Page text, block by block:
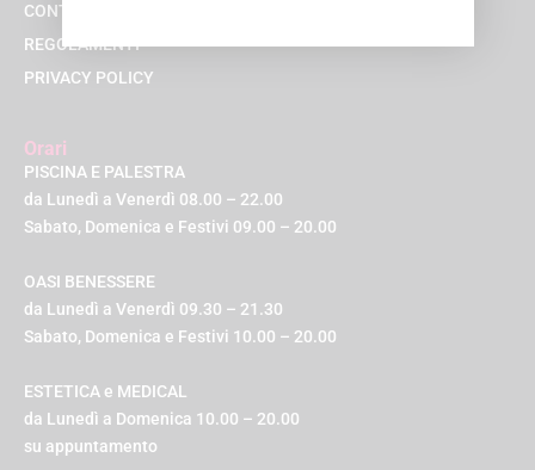
CONTATTACI
REGOLAMENTI
PRIVACY POLICY
Orari
PISCINA E PALESTRA
da Lunedì a Venerdì 08.00 – 22.00
Sabato, Domenica e Festivi 09.00 – 20.00
OASI BENESSERE
da Lunedì a Venerdì 09.30 – 21.30
Sabato, Domenica e Festivi 10.00 – 20.00
ESTETICA e MEDICAL
da Lunedì a Domenica 10.00 – 20.00
su appuntamento